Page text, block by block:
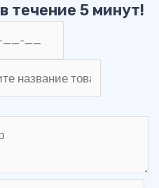
в течение 5 минут!